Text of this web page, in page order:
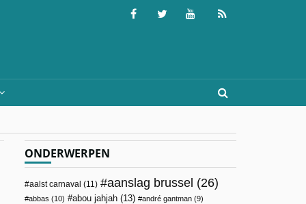
ONDERWERPEN
aalst carnaval (11) aanslag brussel (26)
abbas (10) abou jahjah (13) andré gantman (9)